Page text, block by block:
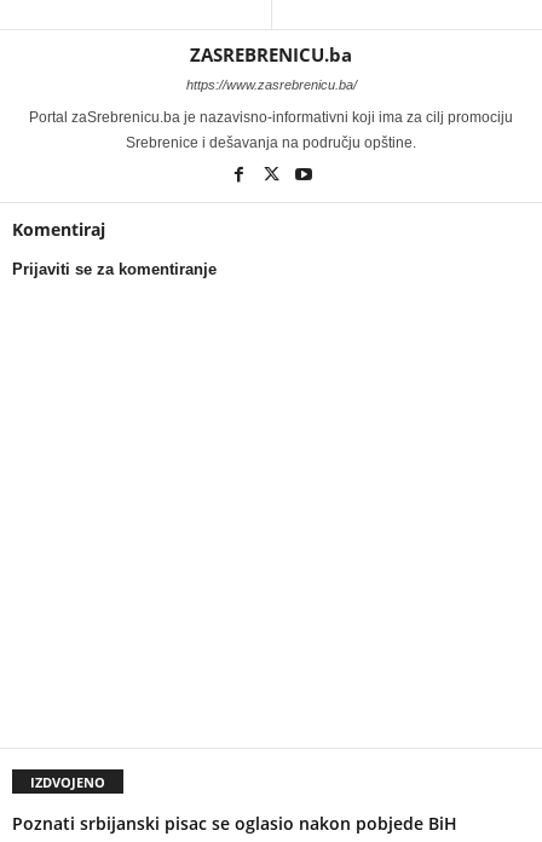
ZASREBRENICU.ba
https://www.zasrebrenicu.ba/
Portal zaSrebrenicu.ba je nazavisno-informativni koji ima za cilj promociju
Srebrenice i dešavanja na području opštine.
Komentiraj
Prijaviti se za komentiranje
IZDVOJENO
Poznati srbijanski pisac se oglasio nakon pobjede BiH